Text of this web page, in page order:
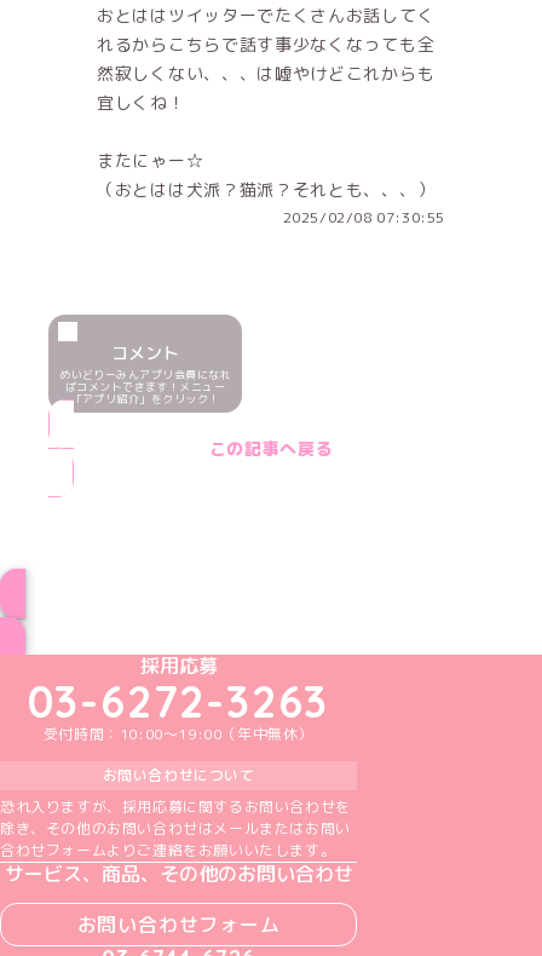
おとははツイッターでたくさんお話してく
れるからこちらで話す事少なくなっても全
然寂しくない、、、は嘘やけどこれからも
宜しくね！
またにゃー☆
（おとはは犬派？猫派？それとも、、、）
2025/02/08 07:30:55
コメント
めいどりーみんアプリ会員になれ
ばコメントできます！メニュー
「アプリ紹介」をクリック！
この記事へ戻る
めいどりーみんTikTok公式アカウント
めいどりーみんX公式アカウント
めいどりーみんInstagram公式アカウント
めいどりーみんFacebook公式アカウン
めいどりーみんYouTube公式アカ
採用応募
03-6272-3263
受付時間：10:00～19:00（年中無休）
お問い合わせについて
恐れ入りますが、採用応募に関するお問い合わせを
除き、その他のお問い合わせはメールまたはお問い
合わせフォームよりご連絡をお願いいたします。
サービス、商品、その他のお問い合わせ
お問い合わせフォーム